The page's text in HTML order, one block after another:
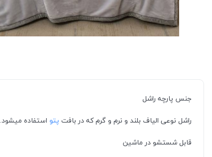
جنس پارچه راشل
راشل نوعی الیاف بلند و نرم و گرم که در بافت پتو استفاده میشود.
قابل شستشو در ماشین